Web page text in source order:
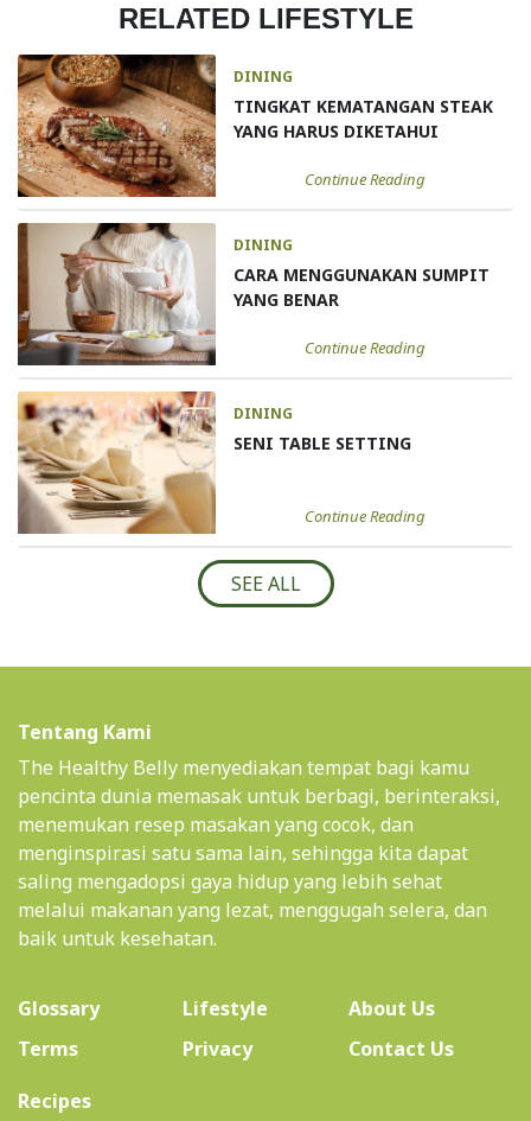
RELATED LIFESTYLE
DINING
TINGKAT KEMATANGAN STEAK
YANG HARUS DIKETAHUI
Continue Reading
DINING
CARA MENGGUNAKAN SUMPIT
YANG BENAR
Continue Reading
DINING
SENI TABLE SETTING
Continue Reading
SEE ALL
Tentang Kami
The Healthy Belly menyediakan tempat bagi kamu
pencinta dunia memasak untuk berbagi, berinteraksi,
menemukan resep masakan yang cocok, dan
menginspirasi satu sama lain, sehingga kita dapat
saling mengadopsi gaya hidup yang lebih sehat
melalui makanan yang lezat, menggugah selera, dan
baik untuk kesehatan.
Glossary Lifestyle About Us(current)
Terms
Privacy
Contact Us
Recipes(current)